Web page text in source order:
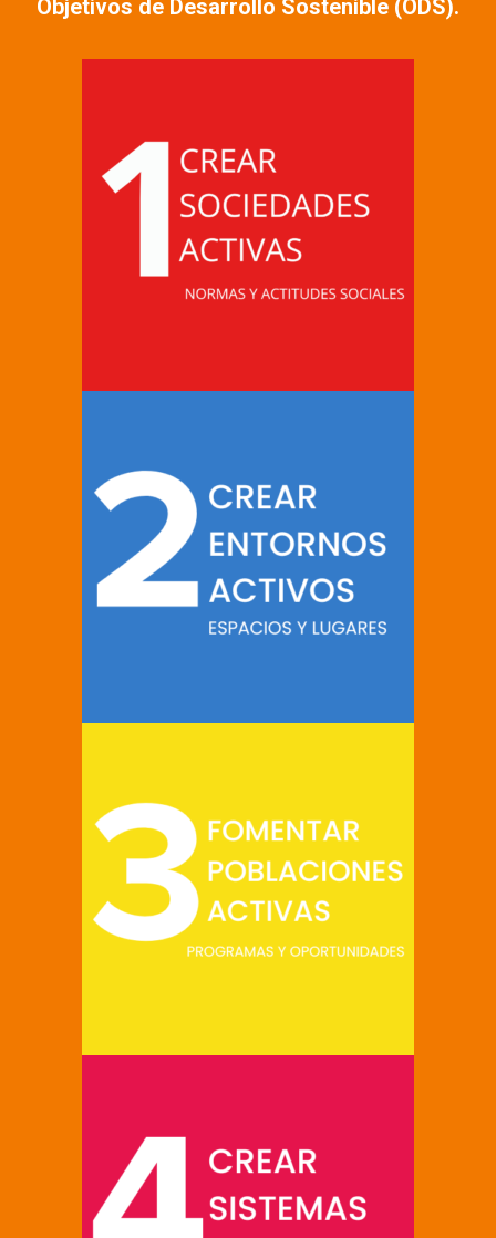
Objetivos de Desarrollo Sostenible (ODS).